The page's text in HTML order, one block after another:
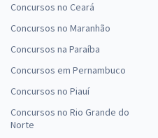
Concursos no Ceará
Concursos no Maranhão
Concursos na Paraíba
Concursos em Pernambuco
Concursos no Piauí
Concursos no Rio Grande do
Norte